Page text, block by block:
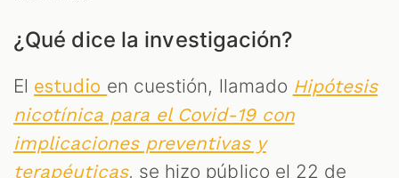
¿Qué dice la investigación?
El estudio en cuestión, llamado Hipótesis
nicotínica para el Covid-19 con
implicaciones preventivas y
terapéuticas, se hizo público el 22 de